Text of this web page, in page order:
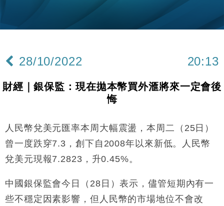
財經｜韓股反覆波動收跌 連挫7周創逾3年最長跌勢
12:44
財經｜日本春季三度入市撐日圓 4月單日斥6.28萬億
11:12
國際｜特朗普料美伊戰事快結束 承認部分彈藥庫存緊
司
18:31
財經｜華僑銀行上半年淨利創新高 中期息增15%至
16:47
損失近6900萬元
28/10/2022 20:13
財經｜銀保監：現在拋本幣買外滙將來一定會後
悔
人民幣兌美元匯率本周大幅震盪，本周二（25日）
曾一度跌穿7.3，創下自2008年以來新低。人民幣
兌美元現報7.2823，升0.45%。
中國銀保監會今日（28日）表示，儘管短期內有一
些不穩定因素影響，但人民幣的市場地位不會改